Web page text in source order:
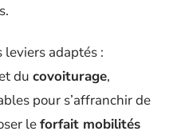
leviers adaptés :
du covoiturage,
pour s’affranchir de
leforfait mobilités